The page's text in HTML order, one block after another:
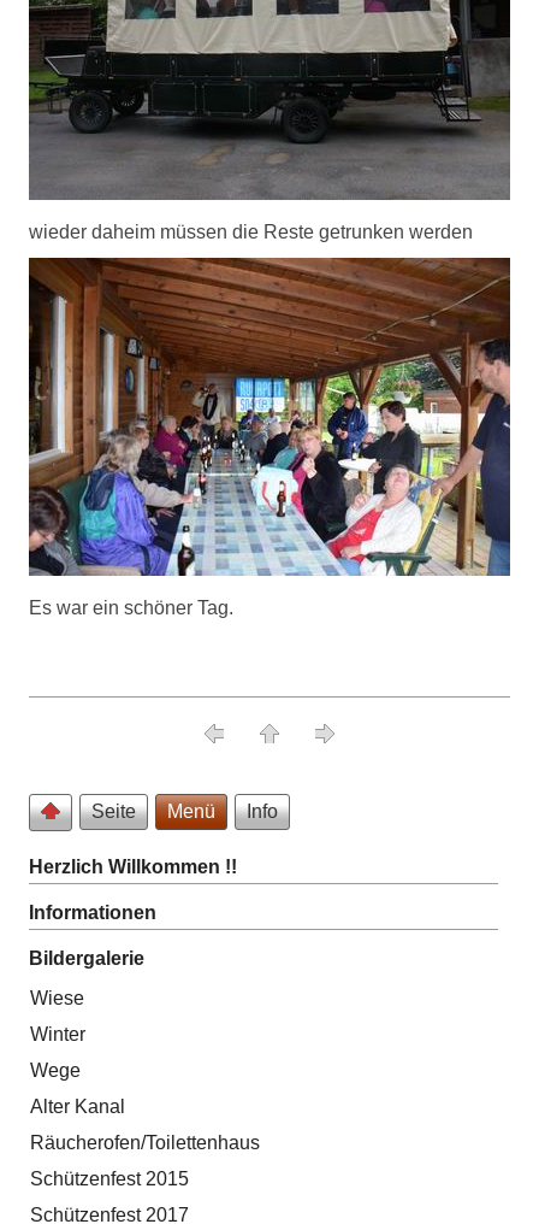
wieder daheim müssen die Reste getrunken werden
Es war ein schöner Tag.
Seite Menü Info
Herzlich Willkommen !!
Informationen
Bildergalerie
Wiese
Winter
Wege
Alter Kanal
Räucherofen/Toilettenhaus
Schützenfest 2015
Schützenfest 2017